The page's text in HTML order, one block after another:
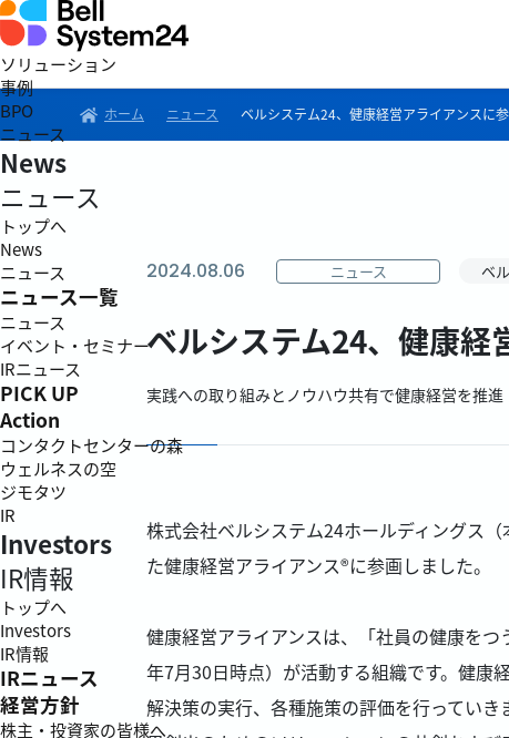
ソリューション
事例
BPO
ニュース
News
ニュース
トップへ
News
ニュース
ニュース一覧
ニュース
イベント・セミナー
IRニュース
PICK UP
Action
コンタクトセンターの森
ウェルネスの空
ジモタツ
IR
Investors
IR情報
トップへ
Investors
IR情報
IRニュース
経営方針
株主・投資家の皆様へ
ホーム ニュース ベルシステム24、健康経営アライアンスに
2024.08.06 ニュース ベ
ベルシステム24、健康経
実践への取り組みとノウハウ共有で健康経営を推進
株式会社ベルシステム24ホールディングス
た健康経営アライアンス®に参画しました。
健康経営アライアンスは、「社員の健康を
年7月30日時点）が活動する組織です。健康
解決策の実行、各種施策の評価を行ってい